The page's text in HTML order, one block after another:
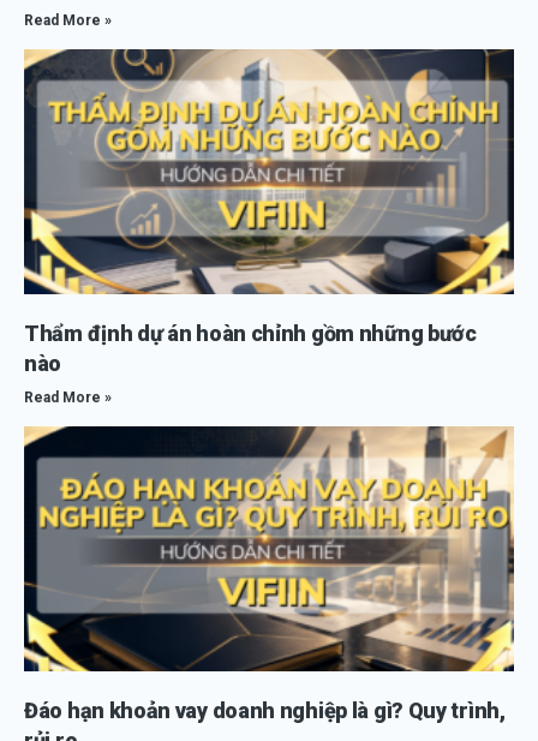
Read More »
Thẩm định dự án hoàn chỉnh gồm những bước
nào
Read More »
Đáo hạn khoản vay doanh nghiệp là gì? Quy trình,